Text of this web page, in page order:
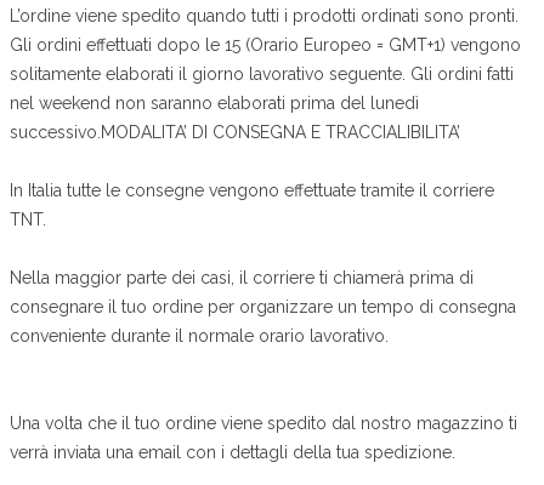
L’ordine viene spedito quando tutti i prodotti ordinati sono pronti.
Gli ordini effettuati dopo le 15 (Orario Europeo = GMT+1) vengono
solitamente elaborati il giorno lavorativo seguente. Gli ordini fatti
nel weekend non saranno elaborati prima del lunedì
successivo.MODALITA’ DI CONSEGNA E TRACCIALIBILITA’
In Italia tutte le consegne vengono effettuate tramite il corriere
TNT.
Nella maggior parte dei casi, il corriere ti chiamerà prima di
consegnare il tuo ordine per organizzare un tempo di consegna
conveniente durante il normale orario lavorativo.
Una volta che il tuo ordine viene spedito dal nostro magazzino ti
verrà inviata una email con i dettagli della tua spedizione.